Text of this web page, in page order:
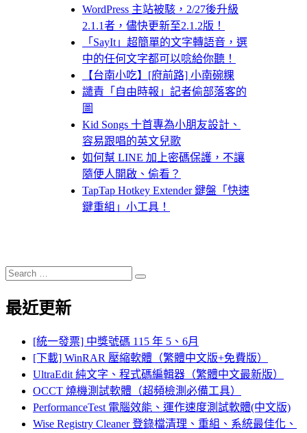
WordPress 主站被駭，2/27後升級
2.1.1者，儘快更新至2.1.2版！
「SayIt」超簡單的文字轉語音，選
中的任何文字都可以唸給你聽！
【台南小吃】[府前路] 小南碗粿
譴責「自由時報」記者偷部落客的
圖
Kid Songs 十首專為小朋友設計、
容易跟唱的英文兒歌
如何幫 LINE 加上密碼保護，不讓
隨便人開啟、偷看？
TapTap Hotkey Extender 鍵盤「快速
鍵重組」小工具！
Search
for:
Search
最近更新
[統一發票] 中獎號碼 115 年 5、6月
[下載] WinRAR 壓縮軟體（繁體中文版+免費版）
UltraEdit 純文字、程式碼編輯器（繁體中文最新版）
OCCT 燒機測試軟體（超頻檢測必備工具）
PerformanceTest 電腦效能、運作速度測試軟體(中文版)
Wise Registry Cleaner 登錄檔清理、重組、系統最佳化、